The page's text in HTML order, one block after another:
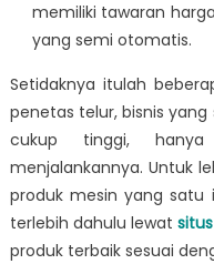
memiliki tawaran
yang semi otomatis.
Setidaknya itulah
penetas telur, bisnis
cukup tinggi,
menjalankannya. Untuk
produk mesin yang satu
terlebih dahulu lewat
produk terbaik sesuai